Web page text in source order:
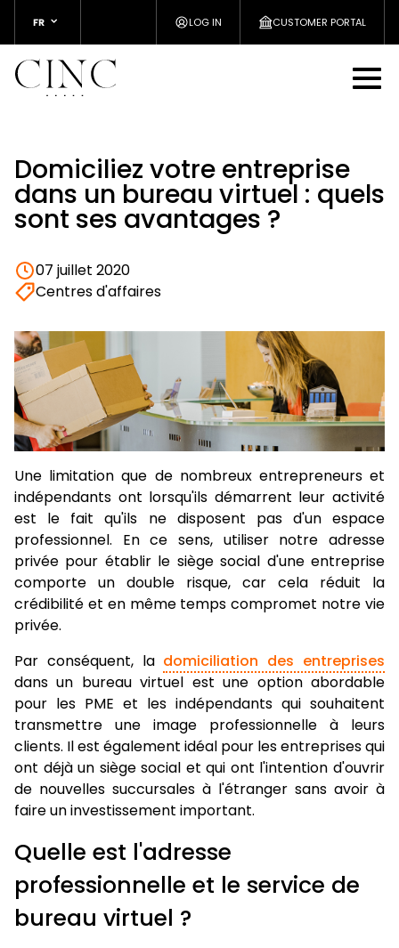
FR LOG IN CUSTOMER PORTAL
Domiciliez votre entreprise
dans un bureau virtuel : quels
sont ses avantages ?
07 juillet 2020
Centres d'affaires
Une limitation que de nombreux entrepreneurs et
indépendants ont lorsqu'ils démarrent leur activité
est le fait qu'ils ne disposent pas d'un espace
professionnel. En ce sens, utiliser notre adresse
privée pour établir le siège social d'une entreprise
comporte un double risque, car cela réduit la
crédibilité et en même temps compromet notre vie
privée.
Par conséquent, la domiciliation des entreprises
dans un bureau virtuel est une option abordable
pour les PME et les indépendants qui souhaitent
transmettre une image professionnelle à leurs
clients. Il est également idéal pour les entreprises qui
ont déjà un siège social et qui ont l'intention d'ouvrir
de nouvelles succursales à l'étranger sans avoir à
faire un investissement important.
Quelle est l'adresse
professionnelle et le service de
bureau virtuel ?